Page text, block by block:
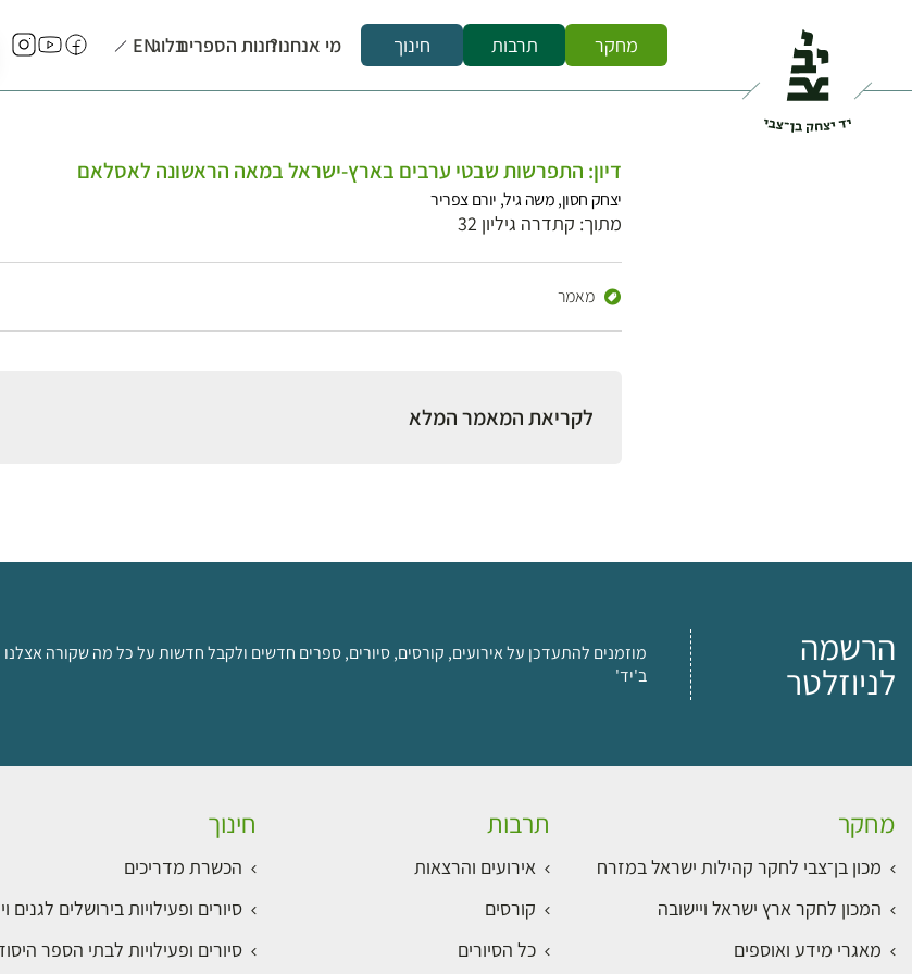
מחקר תרבות חינוך מי אנחנו?חנות הספריםבלוגEN
דיון: התפרשות שבטי ערבים בארץ-ישראל במאה הראשונה לאסלאם
יצחק חסון, משה גיל, יורם צפריר
מתוך: קתדרה גיליון 32
מאמר
לקריאת המאמר המלא
הרשמה
לניוזלטר
מוזמנים להתעדכן על אירועים, קורסים, סיורים, ספרים חדשים ולקבל חדשות על כל מה שקורה אצלנו
ב'יד'
מחקר
מכון בן־צבי לחקר קהילות ישראל במזרח
המכון לחקר ארץ ישראל ויישובה
מאגרי מידע ואוספים
תרבות
אירועים והרצאות
קורסים
כל הסיורים
חינוך
הכשרת מדריכים
סיורים ופעילויות בירושלים לגנים
סיורים ופעילויות לבתי הספר